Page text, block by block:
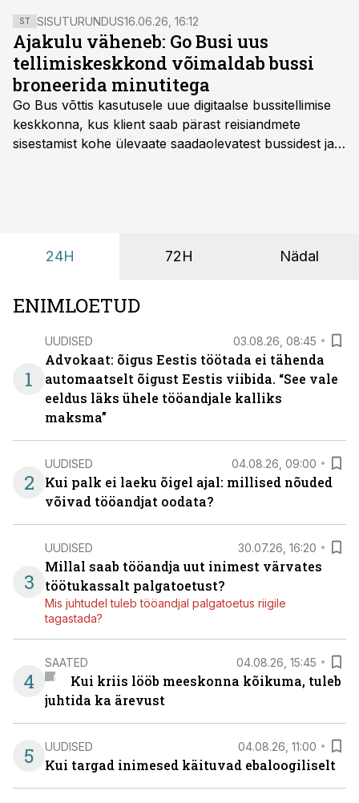
ST SISUTURUNDUS16.06.26, 16:12
Ajakulu väheneb: Go Busi uus
tellimiskeskkond võimaldab bussi
broneerida minutitega
Go Bus võttis kasutusele uue digitaalse bussitellimise
keskkonna, kus klient saab pärast reisiandmete
sisestamist kohe ülevaate saadaolevatest bussidest ja
24H 72H Nädal
ENIMLOETUD
1
UUDISED 03.08.26, 08:45
Advokaat: õigus Eestis töötada ei tähenda
automaatselt õigust Eestis viibida. “See vale
eeldus läks ühele tööandjale kalliks
maksma”
2
UUDISED 04.08.26, 09:00
Kui palk ei laeku õigel ajal: millised nõuded
võivad tööandjat oodata?
3
UUDISED 30.07.26, 16:20
Millal saab tööandja uut inimest värvates
töötukassalt palgatoetust?
Mis juhtudel tuleb tööandjal palgatoetus riigile
tagastada?
4
SAATED 04.08.26, 15:45
Kui kriis lööb meeskonna kõikuma, tuleb
juhtida ka ärevust
5 UUDISED 04.08.26, 11:00
Kui targad inimesed käituvad ebaloogiliselt